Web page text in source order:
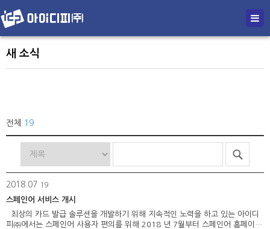
새 소식
전체 19
2018.07 19
스페인어 서비스 개시
최상의 카드 발급 솔루션을 개발하기 위해 지속적인 노력을 하고 있는 아이디
피㈜에서는 스페인어 사용자 편의를 위해 2018 년 7월부터 스페인어 홈페이지